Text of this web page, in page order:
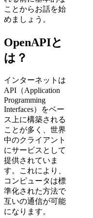
ことからお話を始
めましょう。
OpenAPIと
は？
インターネットは
API（Application
Programming
Interfaces）をベー
ス上に構築される
ことが多く、世界
中のクライアント
にサービスとして
提供されていま
す。これにより、
コンピュータは標
準化された方法で
互いの通信が可能
になります。